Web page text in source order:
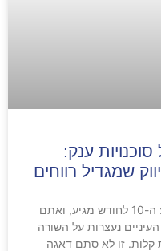
ענק:
שמגדיל רווחים
אתם בטח מכירים את התחושה הזו: ה-10 לחודש מגיע, ואתם
נעצרות על השורה
קלות. זו לא סתם דאגה